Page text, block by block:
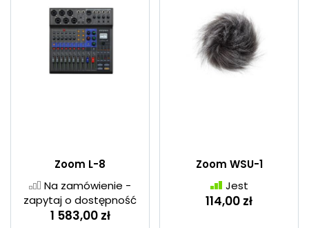
Zoom L-8
Na zamówienie -
zapytaj o dostępność
1 583,00 zł
Zoom WSU-1
Jest
114,00 zł